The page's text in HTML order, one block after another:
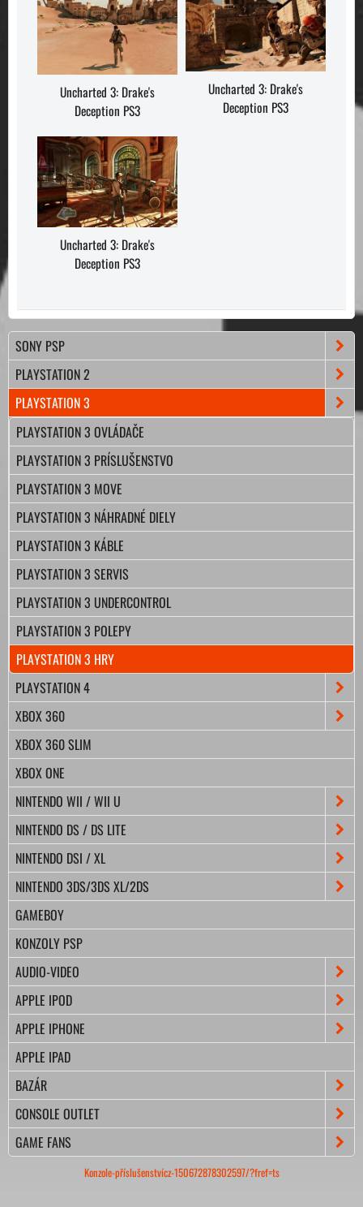
Uncharted 3: Drake's
Deception PS3
Uncharted 3: Drake's
Deception PS3
Uncharted 3: Drake's
Deception PS3
SONY PSP
PLAYSTATION 2
PLAYSTATION 3
PLAYSTATION 3 OVLÁDAČE
PLAYSTATION 3 PRÍSLUŠENSTVO
PLAYSTATION 3 MOVE
PLAYSTATION 3 NÁHRADNÉ DIELY
PLAYSTATION 3 KÁBLE
PLAYSTATION 3 SERVIS
PLAYSTATION 3 UNDERCONTROL
PLAYSTATION 3 POLEPY
PLAYSTATION 3 HRY
PLAYSTATION 4
XBOX 360
XBOX 360 SLIM
XBOX ONE
NINTENDO WII / WII U
NINTENDO DS / DS LITE
NINTENDO DSI / XL
NINTENDO 3DS/3DS XL/2DS
GAMEBOY
KONZOLY PSP
AUDIO-VIDEO
APPLE IPOD
APPLE IPHONE
APPLE IPAD
BAZÁR
CONSOLE OUTLET
GAME FANS
Konzole-příslušenstvícz-150672878302597/?fref=ts